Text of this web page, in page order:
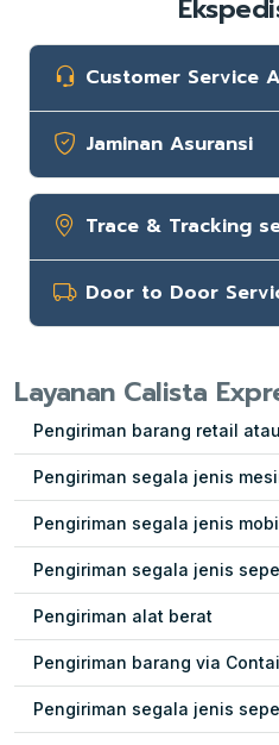
Customer Service
Jaminan Asuransi
Trace & Tracking
Door to Door
Layanan Calista
Pengiriman barang retail
Pengiriman segala jenis
Pengiriman segala jenis
Pengiriman segala jenis
Pengiriman alat berat
Pengiriman barang via
Pengiriman segala jenis